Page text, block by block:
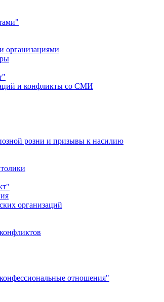
организациями
и конфликты со СМИ
розни и призывы к насилию
организаций
отношения"